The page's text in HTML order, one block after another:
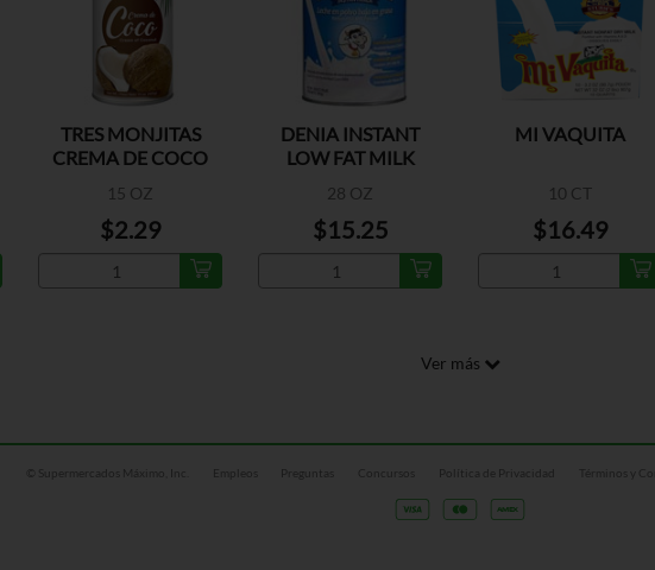
TRES MONJITAS
CREMA DE COCO
15 OZ
$2.29
DENIA INSTANT
LOW FAT MILK
28 OZ
$15.25
MI VAQUITA
10 CT
$16.49
Ver más
© Supermercados Máximo, Inc. Empleos Preguntas Política de Privacidad